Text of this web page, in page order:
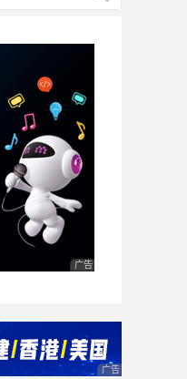
广告 商业广告，理性选择
广告 商业广告，理